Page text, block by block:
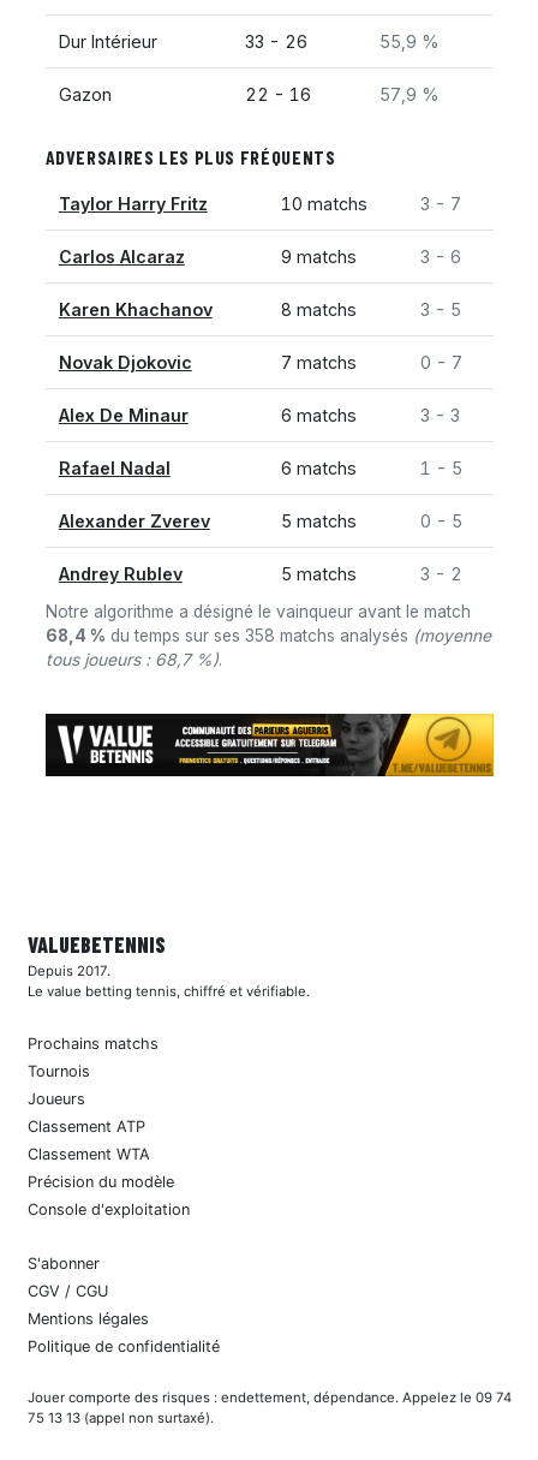
Dur Intérieur 33 - 26 55,9 %
Gazon 22 - 16 57,9 %
ADVERSAIRES LES PLUS FRÉQUENTS
Taylor Harry Fritz 10 matchs 3 - 7
Carlos Alcaraz 9 matchs 3 - 6
Karen Khachanov 8 matchs 3 - 5
Novak Djokovic 7 matchs 0 - 7
Alex De Minaur 6 matchs 3 - 3
Rafael Nadal 6 matchs 1 - 5
Alexander Zverev 5 matchs 0 - 5
Andrey Rublev 5 matchs 3 - 2
Notre algorithme a désigné le vainqueur avant le match
68,4 % du temps sur ses 358 matchs analysés (moyenne
tous joueurs : 68,7 %).
VALUEBETENNIS
Depuis 2017.
Le value betting tennis, chiffré et vérifiable.
Prochains matchs
Tournois
Joueurs
Classement ATP
Classement WTA
Précision du modèle
Console d'exploitation
S'abonner
CGV / CGU
Mentions légales
Politique de confidentialité
Jouer comporte des risques : endettement, dépendance. Appelez le 09 74
75 13 13 (appel non surtaxé).